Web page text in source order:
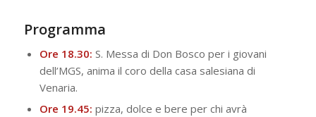
Programma
Ore 18.30: S. Messa di Don Bosco per i giovani
dell’MGS, anima il coro della casa salesiana di
Venaria.
Ore 19.45: pizza, dolce e bere per chi avrà